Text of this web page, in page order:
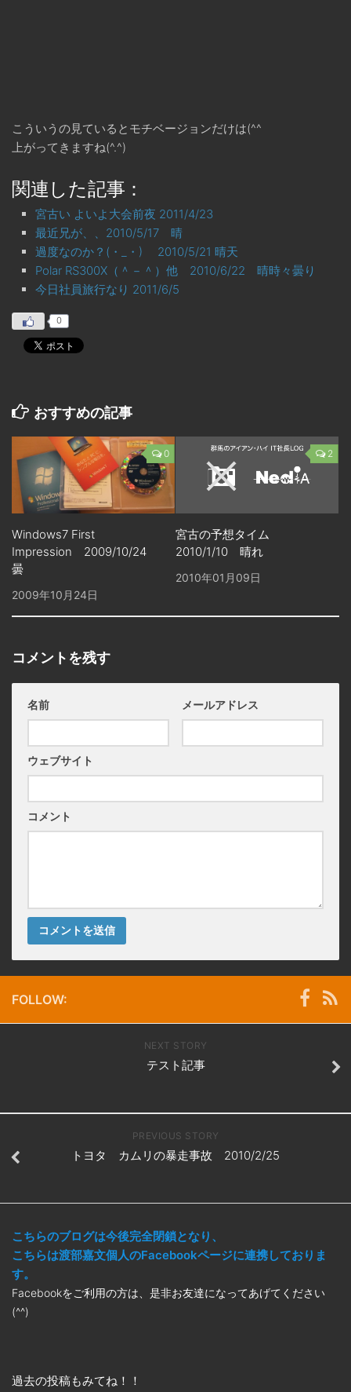
こういうの見ているとモチベージョンだけは(^^ゞ
上がってきますね(^.^)
関連した記事：
宮古い よいよ大会前夜 2011/4/23
最近兄が、、2010/5/17 晴
過度なのか？(・_・) 2010/5/21 晴天
Polar RS300X（＾－＾）他 2010/6/22 晴時々曇り
今日社員旅行なり 2011/6/5
0
おすすめの記事
0
Windows7 First
Impression 2009/10/24
曇
2009年10月24日
2
宮古の予想タイム
2010/1/10 晴れ
2010年01月09日
コメントを残す
名前 メールアドレス
ウェブサイト
コメント
FOLLOW:
NEXT STORY
テスト記事
PREVIOUS STORY
トヨタ カムリの暴走事故 2010/2/25
こちらのブログは今後完全閉鎖となり、
こちらは渡部嘉文個人のFacebookページに連携しておりま
す。
Facebookをご利用の方は、是非お友達になってあげてください
(^^)
過去の投稿もみてね！！